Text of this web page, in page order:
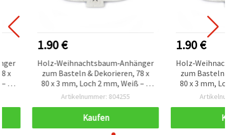
x
4
1.90 €
Holz‑Weihnachtsbaum‑Anhänger
zum Basteln & Dekorieren, 78 x
80 x 3 mm, Loch 2 mm, Weiß – 4
Stück
Artikelnummer: 804255
Kaufen
1.90 €
zum Basteln
80 x 3 mm,